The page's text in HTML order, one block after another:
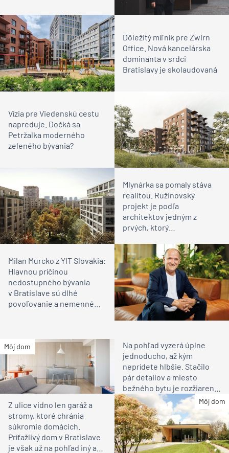
Dôležitý míľník pre Zwirn
Office. Nová kancelárska
dominanta v srdci
Bratislavy je skolaudovaná
Vízia pre Viedenskú cestu
napreduje. Dočká sa
Petržalka moderného
zeleného bývania?
Mlynárka sa pomaly stáva
realitou. Ružinovský
projekt je podľa
architektov jedným z
prvých, ktorý
prospech obyvateľov
Milan Murcko z YIT Slovakia:
Hlavnou príčinou
nedostupného bývania
v Bratislave sú dlhé
povoľovanie a nemenné
Môj dom
Na pohľad vyzerá úplne
jednoducho, až kým
neprídete hlbšie. Stačilo
pár detailov a miesto
bežného bytu je rozžiarené
bývanie pre rodinu
Môj dom
Z ulice vidno len garáž a
stromy, ktoré chránia
súkromie domácich.
Príťažlivý dom v Bratislave
je však už na pohľad iný ako